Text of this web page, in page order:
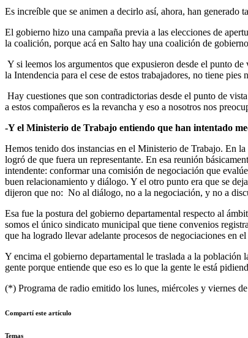
Es increíble que se animen a decirlo así, ahora, han generado
El gobierno hizo una campaña previa a las elecciones de
la coalición, porque acá en Salto hay una coalición de
Y si leemos los argumentos que expusieron desde el punto
la Intendencia para el cese de estos trabajadores, no tiene pies
Hay cuestiones que son contradictorias desde el punto de
a estos compañeros es la revancha y eso a nosotros nos
-Y el Ministerio de Trabajo entiendo que han intentado
Hemos tenido dos instancias en el Ministerio de Trabajo. En
logró de que fuera un representante. En esa reunión
intendente: conformar una comisión de negociación que
buen relacionamiento y diálogo. Y el otro punto era que se
dijeron que no: No al diálogo, no a la negociación, y no a
Esa fue la postura del gobierno departamental respecto al
somos el único sindicato municipal que tiene convenios
que ha logrado llevar adelante procesos de negociaciones en
Y encima el gobierno departamental le traslada a la población
gente porque entiende que eso es lo que la gente le está
(*) Programa de radio emitido los lunes, miércoles y viernes
Compartí este artículo
Temas